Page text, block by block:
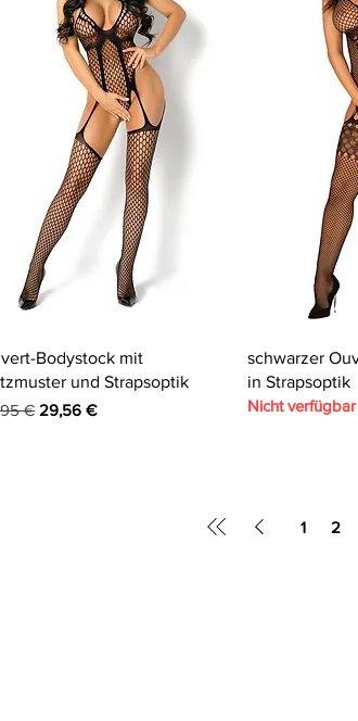
Schnellansicht
Bodystock mit
und Strapsoptik
€ Sale-Preis
29,56 €
schwarzer
in Strapsoptik
Nicht verfügbar
1 2